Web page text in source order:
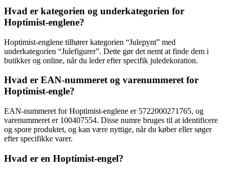
Hvad er kategorien og underkategorien for
Hoptimist-englene?
Hoptimist-englene tilhører kategorien “Julepynt” med
underkategorien “Julefigurer”. Dette gør det nemt at finde dem i
butikker og online, når du leder efter specifik juledekoration.
Hvad er EAN-nummeret og varenummeret for
Hoptimist-engle?
EAN-nummeret for Hoptimist-englene er 5722000271765, og
varenummeret er 100407554. Disse numre bruges til at identificere
og spore produktet, og kan være nyttige, når du køber eller søger
efter specifikke varer.
Hvad er en Hoptimist-engel?